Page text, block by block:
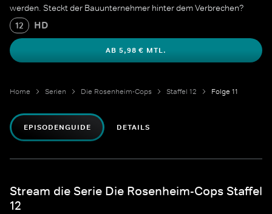
werden. Steckt der Bauunternehmer hinter dem Verbrechen?
12
HD
AB 5,98 € MTL.
Home Serien Die Rosenheim-Cops Staffel 12 Folge 11
EPISODENGUIDE DETAILS
Stream die Serie Die Rosenheim-Cops Staffel
12